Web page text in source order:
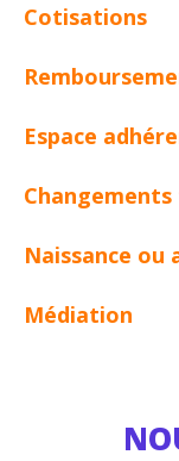
Cotisations
Espace
Naissance ou
Médiation